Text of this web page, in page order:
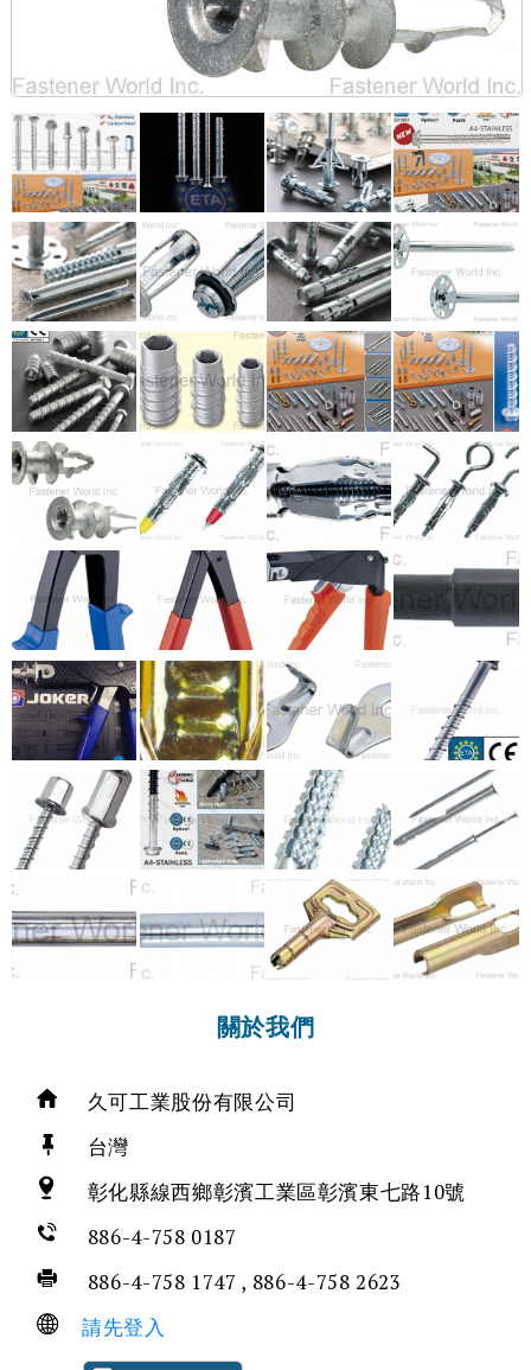
關於我們
久可工業股份有限公司
台灣
彰化縣線西鄉彰濱工業區彰濱東七路10號
886-4-758 0187
886-4-758 1747 , 886-4-758 2623
請先登入